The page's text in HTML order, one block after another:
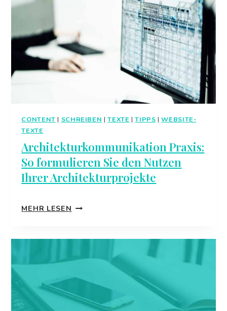
CONTENT | SCHREIBEN |TEXTE |TIPPS |WEBSITE-
TEXTE
Architekturkommunikation Praxis:
So formulieren Sie den Nutzen
Ihrer Architekturprojekte
MEHR LESEN ARCHITEKTURKOMMUNIKATION
NUTZEN
IHRER
ARCHITEKTURPROJEKTE